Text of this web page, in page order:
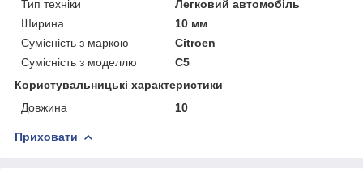
Тип техніки
Легковий автомобіль
Ширина
10 мм
Сумісність з маркою
Citroen
Сумісність з моделлю
C5
Користувальницькі характеристики
Довжина
10
Приховати